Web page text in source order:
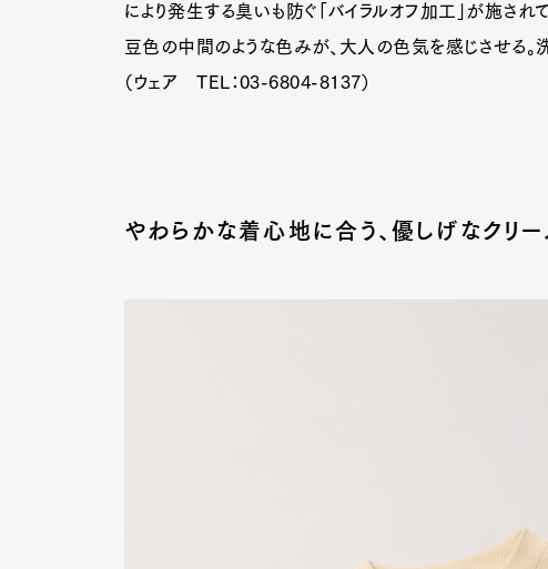
により発生する臭いも防ぐ「バイラルオフ加工」が施され
豆色の中間のような色みが、大人の色気を感じさせる。
（ウェア TEL：03-6804-8137）
やわらかな着心地に合う、優しげなクリー